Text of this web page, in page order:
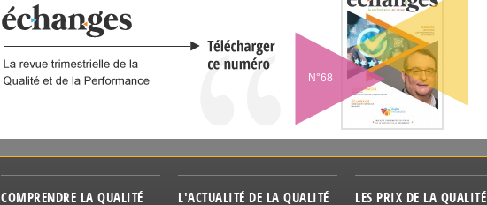
N°68
COMPRENDRE LA QUALITÉ L'ACTUALITÉ DE LA QUALITÉ LES PRIX DE LA QUALITÉ